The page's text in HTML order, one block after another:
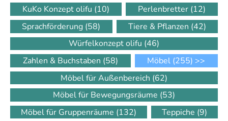
KuKo Konzept olifu (10) Perlenbretter (12)
Sprachförderung (58) Tiere & Pflanzen (42)
Würfelkonzept olifu (46)
Zahlen & Buchstaben (58) Möbel (255) >>
Möbel für Außenbereich (62)
Möbel für Bewegungsräume (53)
Möbel für Gruppenräume (132) Teppiche (9)